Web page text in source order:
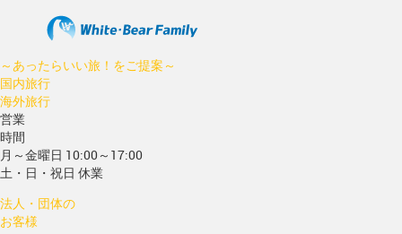
～あったらいい旅！をご提案～
国内旅行
海外旅行
営業
時間
月～金曜日 10:00～17:00
土・日・祝日 休業
法人・団体の
お客様